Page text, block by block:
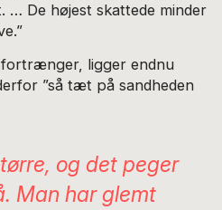
… De højest skattede minder
fortrænger, ligger endnu
”så tæt på sandheden
og det peger
Man har glemt